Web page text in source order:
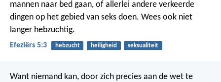
mannen naar bed gaan, of allerlei andere verkeerde
dingen op het gebied van seks doen. Wees ook niet
langer hebzuchtig.
Efeziërs 5:3 hebzucht heiligheid seksualiteit
Want niemand kan, door zich precies aan de wet te